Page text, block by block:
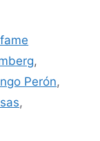
,
Perón,
,